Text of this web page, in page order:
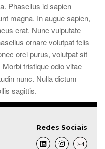
Phasellus id sapien
magna. In augue sapien,
erat. Nunc vulputate
ornare volutpat felis
orci purus, volutpat sit
tristique odio vitae
nunc. Nulla dictum
sagittis.
Redes Sociais